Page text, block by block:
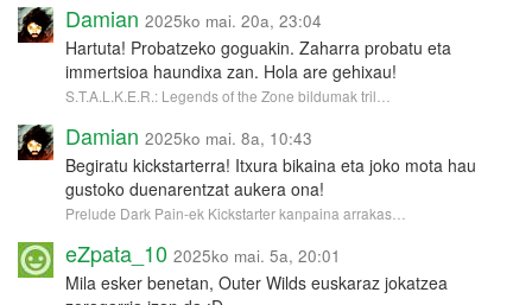
Damian 2025ko mai. 20a, 23:04
Hartuta! Probatzeko goguakin. Zaharra probatu eta
immertsioa haundixa zan. Hola are gehixau!
S.T.A.L.K.E.R.: Legends of the Zone bildumak tril…
Damian 2025ko mai. 8a, 10:43
Begiratu kickstarterra! Itxura bikaina eta joko mota hau
gustoko duenarentzat aukera ona!
Prelude Dark Pain-ek Kickstarter kanpaina arrakas…
eZpata_10 2025ko mai. 5a, 20:01
Mila esker benetan, Outer Wilds euskaraz jokatzea